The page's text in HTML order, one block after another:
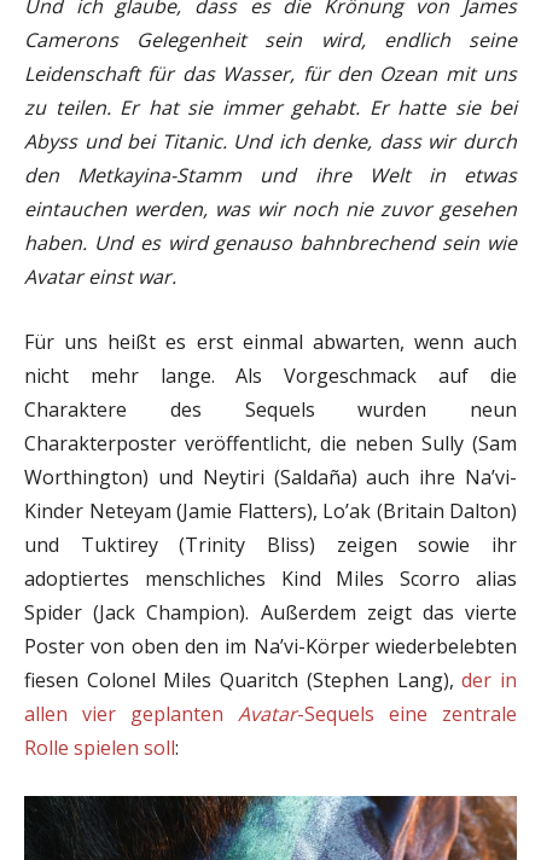
Und ich glaube, dass es die Krönung von James
Camerons Gelegenheit sein wird, endlich seine
Leidenschaft für das Wasser, für den Ozean mit uns
zu teilen. Er hat sie immer gehabt. Er hatte sie bei
Abyss und bei Titanic. Und ich denke, dass wir durch
den Metkayina-Stamm und ihre Welt in etwas
eintauchen werden, was wir noch nie zuvor gesehen
haben. Und es wird genauso bahnbrechend sein wie
Avatar einst war.
Für uns heißt es erst einmal abwarten, wenn auch
nicht mehr lange. Als Vorgeschmack auf die
Charaktere des Sequels wurden neun
Charakterposter veröffentlicht, die neben Sully (Sam
Worthington) und Neytiri (Saldaña) auch ihre Na’vi-
Kinder Neteyam (Jamie Flatters), Lo’ak (Britain Dalton)
und Tuktirey (Trinity Bliss) zeigen sowie ihr
adoptiertes menschliches Kind Miles Scorro alias
Spider (Jack Champion). Außerdem zeigt das vierte
Poster von oben den im Na’vi-Körper wiederbelebten
fiesen Colonel Miles Quaritch (Stephen Lang),der in
allen vier geplanten Avatar-Sequels eine zentrale
Rolle spielen soll: